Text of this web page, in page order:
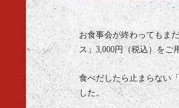
お食事会が終わってもま
ス」3,000円（税込）をご
食べだしたら止まらない
した。